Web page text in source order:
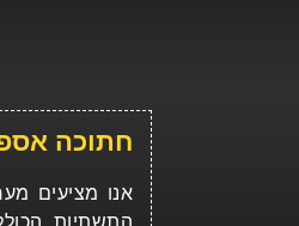
חתוכה
אנו מציעים